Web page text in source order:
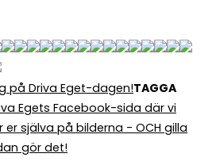
på Driva Eget-dagen!TAGGA
Egets Facebook-sida där vi
själva på bilderna - OCH gilla
gör det!